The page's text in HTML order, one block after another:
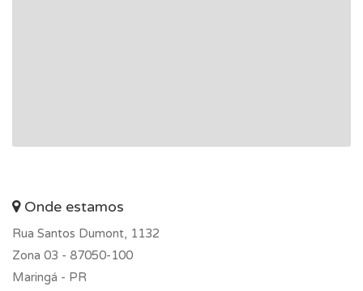
Onde estamos
Rua Santos Dumont, 1132
Zona 03 - 87050-100
Maringá - PR